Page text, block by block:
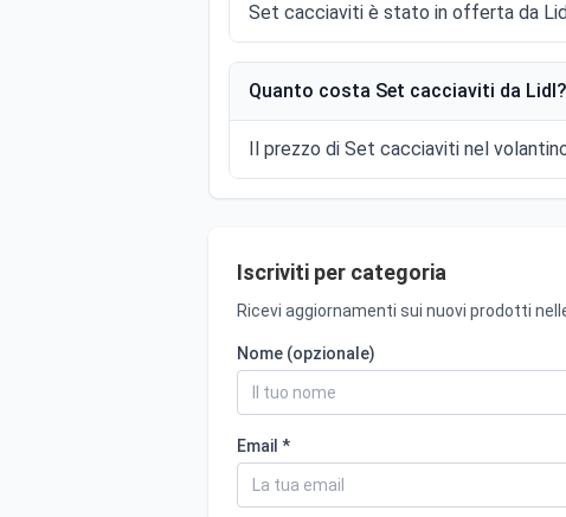
Set cacciaviti è stato in offerta da
Quanto costa Set cacciaviti da Lidl?
Il prezzo di Set cacciaviti nel
Iscriviti per categoria
Ricevi aggiornamenti sui nuovi prodotti
Nome (opzionale)
Email *